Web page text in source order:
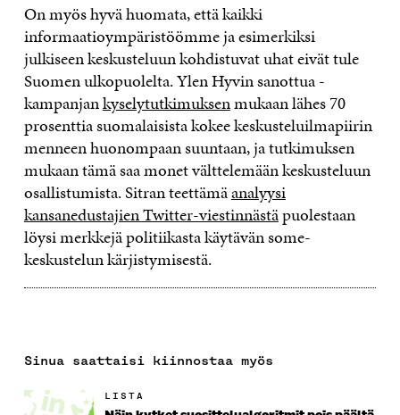
On myös hyvä huomata, että kaikki
informaatioympäristöömme ja esimerkiksi
julkiseen keskusteluun kohdistuvat uhat eivät tule
Suomen ulkopuolelta. Ylen Hyvin sanottua -
kampanjankyselytutkimuksenmukaan lähes 70
prosenttia suomalaisista kokee keskusteluilmapiirin
menneen huonompaan suuntaan, ja tutkimuksen
mukaan tämä saa monet välttelemään keskusteluun
osallistumista. Sitran teettämäanalyysi
kansanedustajien Twitter-viestinnästäpuolestaan
löysi merkkejä politiikasta käytävän some-
keskustelun kärjistymisestä.
Sinua saattaisi kiinnostaa myös
LISTA